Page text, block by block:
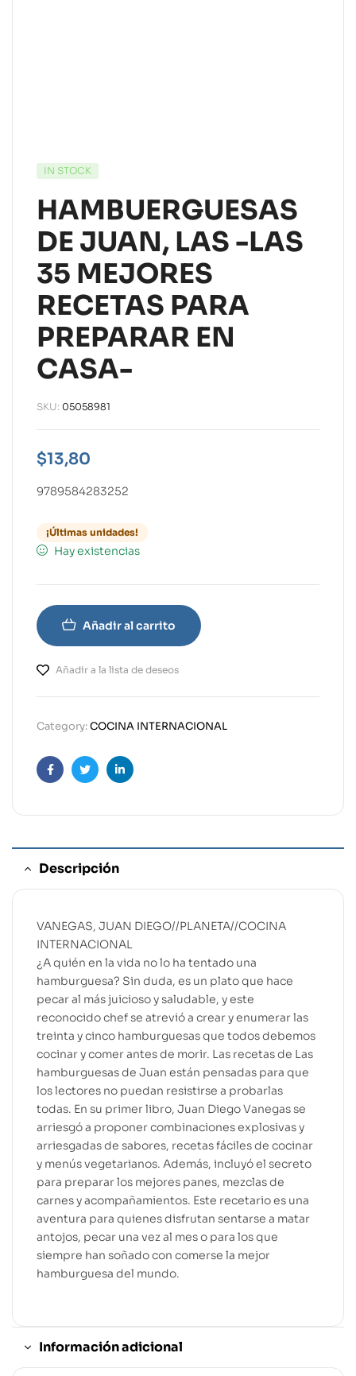
IN STOCK
HAMBUERGUESAS
DE JUAN, LAS -LAS
35 MEJORES
RECETAS PARA
PREPARAR EN
CASA-
SKU: 05058981
$13,80
9789584283252
¡Últimas unidades!
Hay existencias
Añadir al carrito
Añadir a la lista de deseos
Category:COCINA INTERNACIONAL
FacebookTwitterLinkedin
Descripción
VANEGAS, JUAN DIEGO//PLANETA//COCINA
INTERNACIONAL
¿A quién en la vida no lo ha tentado una
hamburguesa? Sin duda, es un plato que hace
pecar al más juicioso y saludable, y este
reconocido chef se atrevió a crear y enumerar las
treinta y cinco hamburguesas que todos debemos
cocinar y comer antes de morir. Las recetas de Las
hamburguesas de Juan están pensadas para que
los lectores no puedan resistirse a probarlas
todas. En su primer libro, Juan Diego Vanegas se
arriesgó a proponer combinaciones explosivas y
arriesgadas de sabores, recetas fáciles de cocinar
y menús vegetarianos. Además, incluyó el secreto
para preparar los mejores panes, mezclas de
carnes y acompañamientos. Este recetario es una
aventura para quienes disfrutan sentarse a matar
antojos, pecar una vez al mes o para los que
siempre han soñado con comerse la mejor
hamburguesa del mundo.
Información adicional